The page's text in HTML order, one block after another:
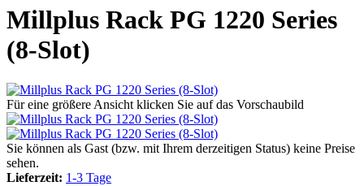
Millplus Rack PG 1220 Series
(8-Slot)
Für eine größere Ansicht klicken Sie auf das Vorschaubild
Sie können als Gast (bzw. mit Ihrem derzeitigen Status) keine Preise
sehen.
Lieferzeit: 1-3 Tage